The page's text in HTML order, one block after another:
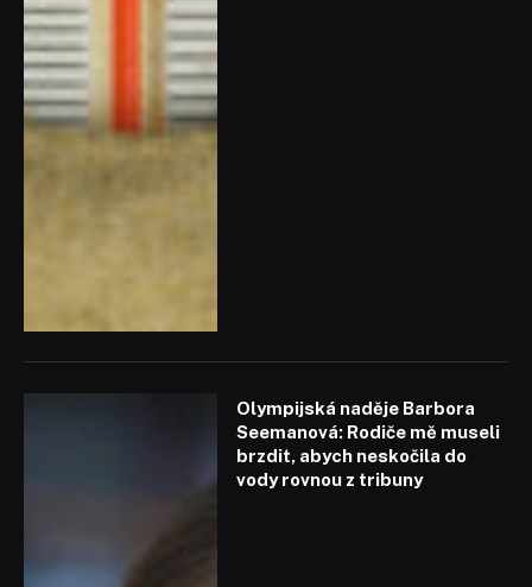
Olympijská naděje Barbora
Seemanová: Rodiče mě museli
brzdit, abych neskočila do
vody rovnou z tribuny